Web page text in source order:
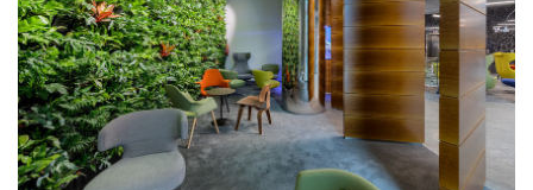
Nově je součástí naší podolské kanceláře také
showroom kolegů z PREMIER interiors. Přijďte se
podívat.
more